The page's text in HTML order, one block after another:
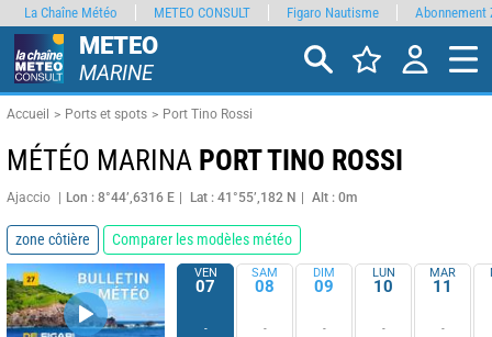
METEO
MARINE
Accueil Ports et spots Port Tino Rossi
MÉTÉO MARINA PORT TINO ROSSI
Ajaccio Lon : 8°44’,6316 E Lat : 41°55’,182 N Alt : 0m
zone côtière Comparer les modèles météo
VEN
07
-
SAM
08
-
DIM
09
-
LUN
10
-
MAR
11
-
La Chaîne Météo METEO CONSULT Figaro Nautisme Abonnement